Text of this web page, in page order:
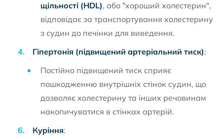
щільності (HDL), або "хороший холестерин",
відповідає за транспортування холестерину
з судин до печінки для виведення.
Гіпертонія (підвищений артеріальний тиск):
Постійно підвищений тиск сприяє
пошкодженню внутрішніх стінок судин, що
дозволяє холестерину та інших речовинам
накопичуватися в стінках артерій.
Куріння: